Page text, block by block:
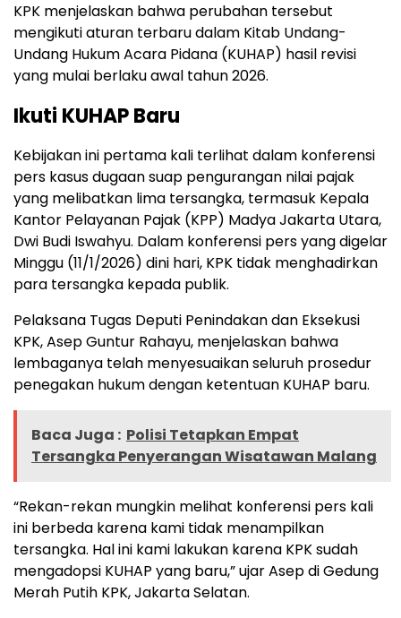
KPK menjelaskan bahwa perubahan tersebut
mengikuti aturan terbaru dalam Kitab Undang-
Undang Hukum Acara Pidana (KUHAP) hasil revisi
yang mulai berlaku awal tahun 2026.
Ikuti KUHAP Baru
Kebijakan ini pertama kali terlihat dalam konferensi
pers kasus dugaan suap pengurangan nilai pajak
yang melibatkan lima tersangka, termasuk Kepala
Kantor Pelayanan Pajak (KPP) Madya Jakarta Utara,
Dwi Budi Iswahyu. Dalam konferensi pers yang digelar
Minggu (11/1/2026) dini hari, KPK tidak menghadirkan
para tersangka kepada publik.
Pelaksana Tugas Deputi Penindakan dan Eksekusi
KPK, Asep Guntur Rahayu, menjelaskan bahwa
lembaganya telah menyesuaikan seluruh prosedur
penegakan hukum dengan ketentuan KUHAP baru.
Baca Juga : Polisi Tetapkan Empat
Tersangka Penyerangan Wisatawan Malang
“Rekan-rekan mungkin melihat konferensi pers kali
ini berbeda karena kami tidak menampilkan
tersangka. Hal ini kami lakukan karena KPK sudah
mengadopsi KUHAP yang baru,” ujar Asep di Gedung
Merah Putih KPK, Jakarta Selatan.